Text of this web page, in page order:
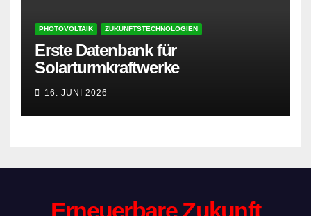
PHOTOVOLTAIK ZUKUNFTSTECHNOLOGIEN
Erste Datenbank für
Solarturmkraftwerke
16. JUNI 2026
Erneuerbare Zukunft